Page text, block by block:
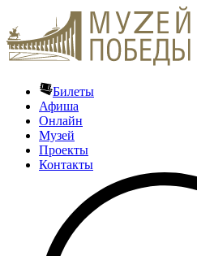
Билеты
Афиша
Онлайн
Музей
Проекты
Контакты